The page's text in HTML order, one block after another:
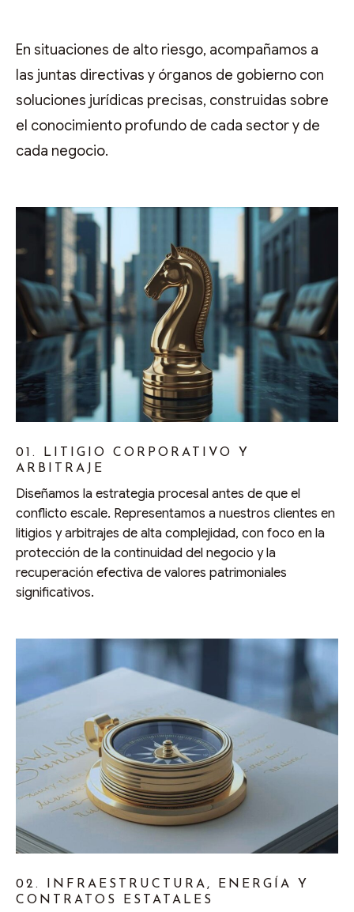
En situaciones de alto riesgo, acompañamos a
las juntas directivas y órganos de gobierno con
soluciones jurídicas precisas, construidas sobre
el conocimiento profundo de cada sector y de
cada negocio.
01. LITIGIO CORPORATIVO Y
ARBITRAJE
Diseñamos la estrategia procesal antes de que el
conflicto escale. Representamos a nuestros clientes en
litigios y arbitrajes de alta complejidad, con foco en la
protección de la continuidad del negocio y la
recuperación efectiva de valores patrimoniales
significativos.
02. INFRAESTRUCTURA, ENERGÍA Y
CONTRATOS ESTATALES